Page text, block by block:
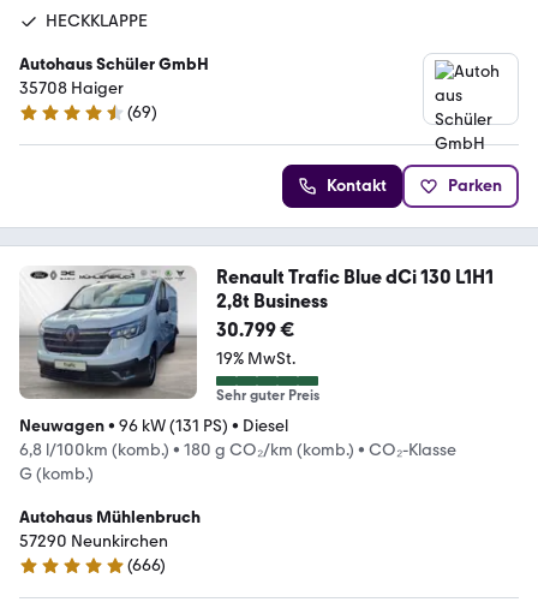
HECKKLAPPE
Autohaus Schüler GmbH
35708 Haiger
4.7 Sterne
(69)
Kontakt Parken
Renault Trafic Blue dCi 130 L1H1
2,8t Business
30.799 €
19% MwSt.
Sehr guter Preis
Neuwagen• 96 kW (131 PS) • Diesel
6,8 l/100km (komb.) • 180 g CO₂/km (komb.) • CO₂-Klasse
G (komb.)
Autohaus Mühlenbruch
57290 Neunkirchen
4.8 Sterne
(666)